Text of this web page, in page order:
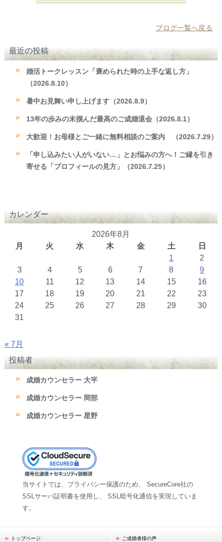
ブログ一覧へ戻る
最近の投稿
婚活トークレッスン「褒められた時の上手な返し方」
（2026.8.10）
暑中お見舞い申し上げます（2026.8.9）
13年の歩みの末掴んだ最高のご成婚退会（2026.8.1）
大歓迎！お母様とご一緒に無料相談のご案内 （2026.7.29）
「申し込みたい人がいない…」とお悩みの方へ！ご縁を引き
寄せる「プロフィールの見方」（2026.7.25）
カレンダー
2026年8月
月
火 水 木 金 土
日
1
2
3
4 5 6 7 8
9
10
11 12 13 14 15
16
17
18 19 20 21 22
23
24
25 26 27 28 29
30
31
« 7月
投稿者
成婚カウンセラー 大平
成婚カウンセラー 岡部
成婚カウンセラー 星野
当サイトでは、プライバシー保護のため、 SecureCore社の
SSLサーバ証明書を使用し、 SSL暗号化通信を実現していま
す。
トップページ ご成婚者様の声